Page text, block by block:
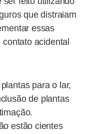
que distraiam
essas
acidental
para o lar,
de plantas
estão cientes